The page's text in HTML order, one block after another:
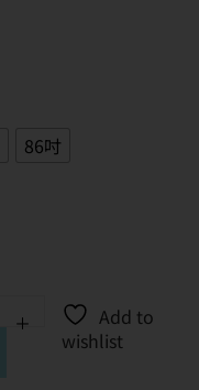
86吋
Add to
wishlist